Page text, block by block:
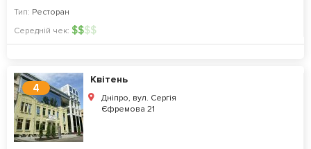
Тип: Ресторан
Середній чек: $$$$
4
Квітень
Дніпро, вул. Сергія
Єфремова 21